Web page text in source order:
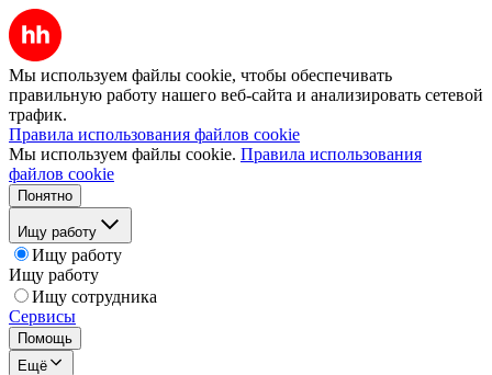
Мы используем файлы cookie, чтобы обеспечивать
правильную работу нашего веб-сайта и анализировать сетевой
трафик.
Правила использования файлов cookie
Мы используем файлы cookie. Правила использования
файлов cookie
Понятно
Ищу работу
Ищу работу
Ищу работу
Ищу сотрудника
Сервисы
Помощь
Ещё